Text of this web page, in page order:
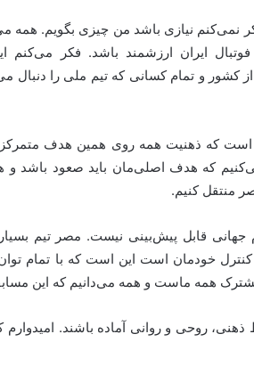
نمی‌کنم نیازی باشد من چیزی بگویم. همه
فوتبال ایران ارزشمند باشد. فکر
کشور و تمام کسانی که تیم ملی را دنبال
است که ذهنیت همه روی همین هدف متمرکز
که هدف اصلی‌مان باید صعود باشد و
منتقل کنیم.
قابل پیش‌بینی نیست. مصر تیم
کنترل خودمان است این است که با تمام
همه ماست و همه می‌دانیم که این مسابقه
روحی و روانی آماده باشند. امیدوارم